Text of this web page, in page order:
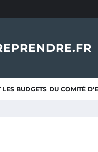
LES BUDGETS DU COMITÉ